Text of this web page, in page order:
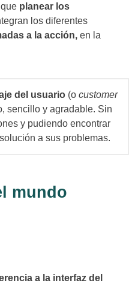
planear los
los diferentes
a la acción, en la
del usuario (o customer
sencillo y agradable. Sin
y pudiendo encontrar
a sus problemas.
mundo
a la interfaz del